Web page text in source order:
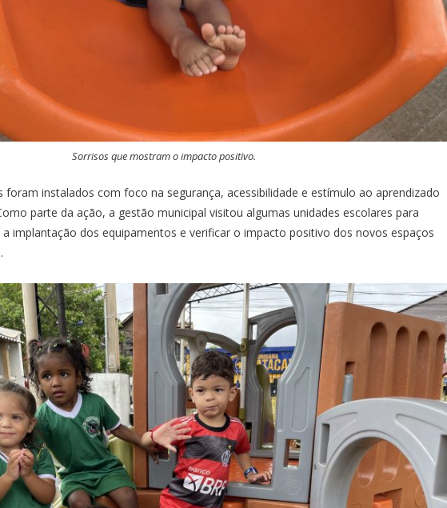
Sorrisos que mostram o impacto positivo.
foram instalados com foco na segurança, acessibilidade e estímulo ao aprendizado
parte da ação, a gestão municipal visitou algumas unidades escolares para
implantação dos equipamentos e verificar o impacto positivo dos novos espaços